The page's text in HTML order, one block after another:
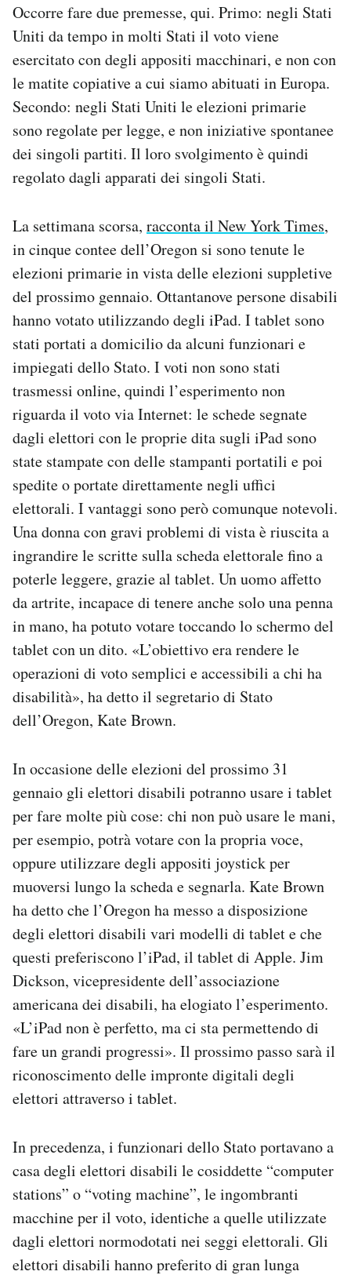
Occorre fare due premesse, qui. Primo: negli Stati
Uniti da tempo in molti Stati il voto viene
esercitato con degli appositi macchinari, e non con
le matite copiative a cui siamo abituati in Europa.
Secondo: negli Stati Uniti le elezioni primarie
sono regolate per legge, e non iniziative spontanee
dei singoli partiti. Il loro svolgimento è quindi
regolato dagli apparati dei singoli Stati.
La settimana scorsa, racconta il New York Times,
in cinque contee dell’Oregon si sono tenute le
elezioni primarie in vista delle elezioni suppletive
del prossimo gennaio. Ottantanove persone disabili
hanno votato utilizzando degli iPad. I tablet sono
stati portati a domicilio da alcuni funzionari e
impiegati dello Stato. I voti non sono stati
trasmessi online, quindi l’esperimento non
riguarda il voto via Internet: le schede segnate
dagli elettori con le proprie dita sugli iPad sono
state stampate con delle stampanti portatili e poi
spedite o portate direttamente negli uffici
elettorali. I vantaggi sono però comunque notevoli.
Una donna con gravi problemi di vista è riuscita a
ingrandire le scritte sulla scheda elettorale fino a
poterle leggere, grazie al tablet. Un uomo affetto
da artrite, incapace di tenere anche solo una penna
in mano, ha potuto votare toccando lo schermo del
tablet con un dito. «L’obiettivo era rendere le
operazioni di voto semplici e accessibili a chi ha
disabilità», ha detto il segretario di Stato
dell’Oregon, Kate Brown.
In occasione delle elezioni del prossimo 31
gennaio gli elettori disabili potranno usare i tablet
per fare molte più cose: chi non può usare le mani,
per esempio, potrà votare con la propria voce,
oppure utilizzare degli appositi joystick per
muoversi lungo la scheda e segnarla. Kate Brown
ha detto che l’Oregon ha messo a disposizione
degli elettori disabili vari modelli di tablet e che
questi preferiscono l’iPad, il tablet di Apple. Jim
Dickson, vicepresidente dell’associazione
americana dei disabili, ha elogiato l’esperimento.
«L’iPad non è perfetto, ma ci sta permettendo di
fare un grandi progressi». Il prossimo passo sarà il
riconoscimento delle impronte digitali degli
elettori attraverso i tablet.
In precedenza, i funzionari dello Stato portavano a
casa degli elettori disabili le cosiddette “computer
stations” o “voting machine”, le ingombranti
macchine per il voto, identiche a quelle utilizzate
dagli elettori normodotati nei seggi elettorali. Gli
elettori disabili hanno preferito di gran lunga